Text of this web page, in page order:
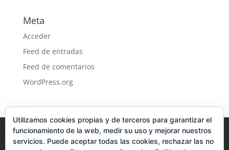
Meta
Acceder
Feed de entradas
Feed de comentarios
WordPress.org
Amieva Cabrales Cabranes
Camaleno
Cangas
Caravia Colunga
Cillorigo
Utilizamos cookies propias y de terceros para garantizar el
funcionamiento de la web, medir su uso y mejorar nuestros
servicios. Puede aceptar todas las cookies, rechazar las no